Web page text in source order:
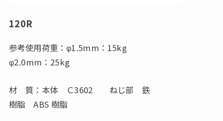
120R
参考使用荷重：φ1.5mm：15kg
φ2.0mm：25kg
材 質：本体 Ｃ3602 ねじ部 鉄
樹脂 ABS 樹脂